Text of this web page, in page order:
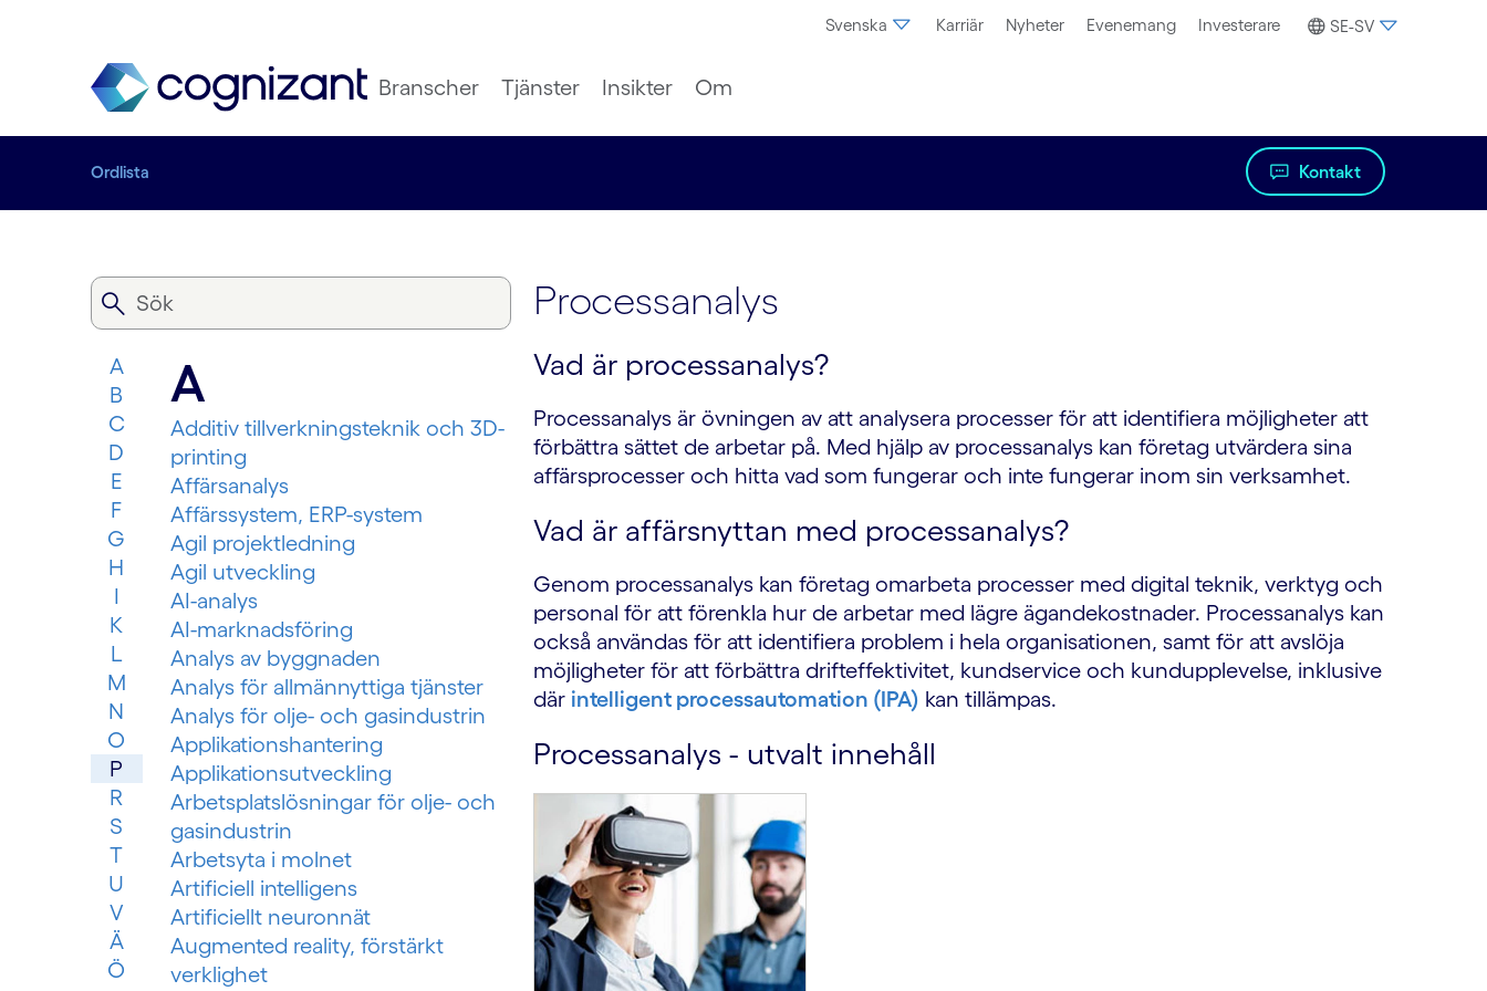
Svenska Karriär Nyheter Evenemang Investerare SE-SV
Branscher Tjänster Insikter Om
Ordlista Kontakt
A
B
C
D
E
F
G
H
I
K
L
M
N
O
P
R
S
T
U
V
Ä
Ö
A
Additiv tillverkningsteknik och 3D-
printing
Affärsanalys
Affärssystem, ERP-system
Agil projektledning
Agil utveckling
AI-analys
AI-marknadsföring
Analys av byggnaden
Analys för allmännyttiga tjänster
Analys för olje- och gasindustrin
Applikationshantering
Applikationsutveckling
Arbetsplatslösningar för olje- och
gasindustrin
Arbetsyta i molnet
Artificiell intelligens
Artificiellt neuronnät
Augmented reality, förstärkt
verklighet
Processanalys
Vad är processanalys?
Processanalys är övningen av att analysera processer för att identifiera möjligheter att
förbättra sättet de arbetar på. Med hjälp av processanalys kan företag utvärdera sina
affärsprocesser och hitta vad som fungerar och inte fungerar inom sin verksamhet.
Vad är affärsnyttan med processanalys?
Genom processanalys kan företag omarbeta processer med digital teknik, verktyg och
personal för att förenkla hur de arbetar med lägre ägandekostnader. Processanalys kan
också användas för att identifiera problem i hela organisationen, samt för att avslöja
möjligheter för att förbättra drifteffektivitet, kundservice och kundupplevelse, inklusive
där intelligent processautomation (IPA) kan tillämpas.
Processanalys - utvalt innehåll